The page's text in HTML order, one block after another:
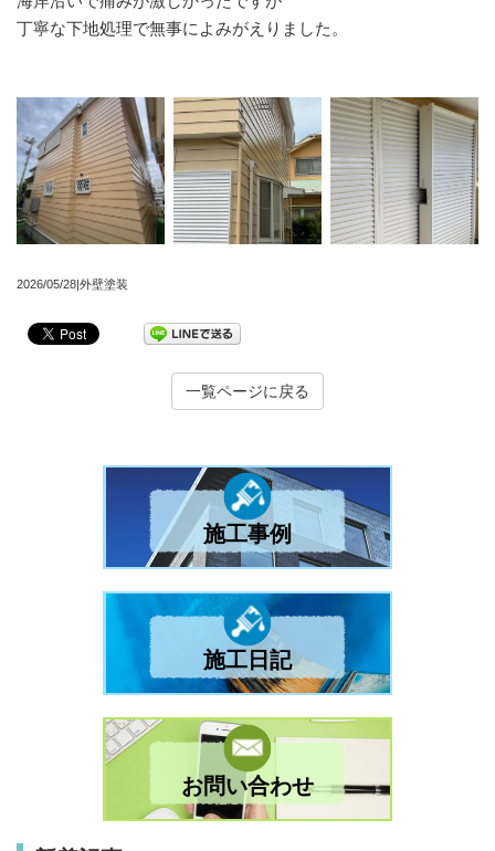
丁寧な下地処理で無事によみがえりました。
2026/05/28|外壁塗装
一覧ページに戻る
施工事例
施工日記
お問い合わせ